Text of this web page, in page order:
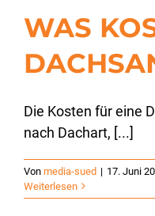
WAS
Die Kosten für eine
nach Dachart, [...]
Von media-sued | 17. Juni
Weiterlesen